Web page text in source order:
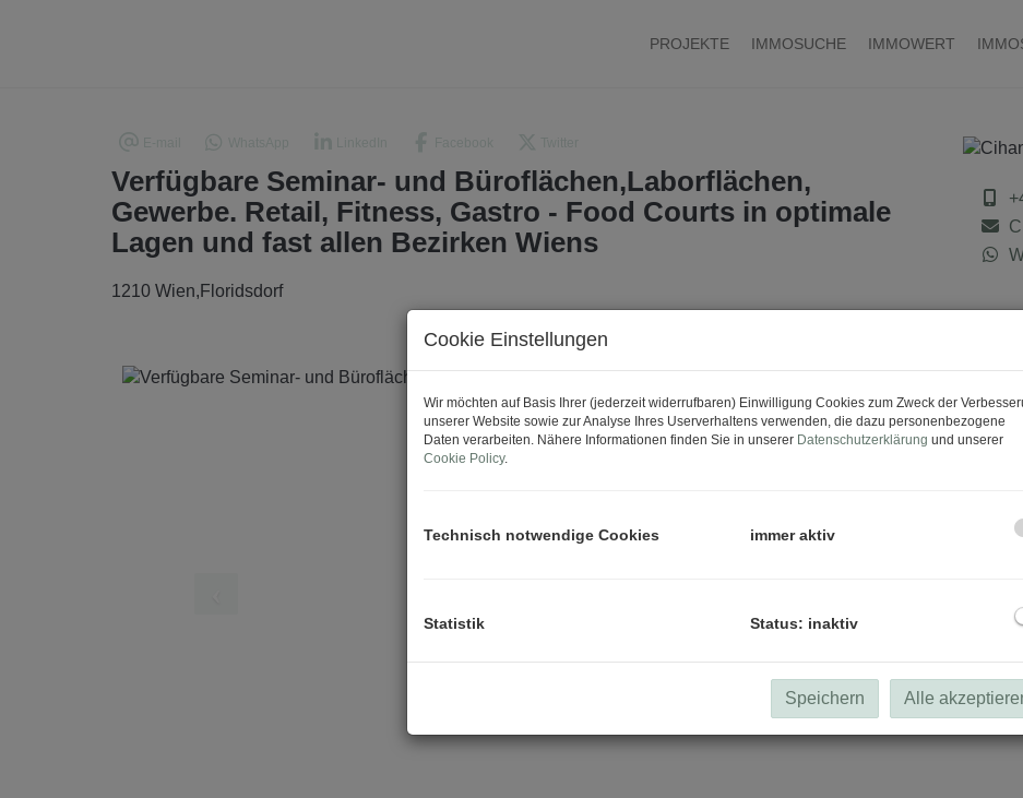
PROJEKTE IMMOSUCHE IMMOWERT
Verfügbare Seminar- und Büroflächen,Laborflächen,
Gewerbe. Retail, Fitness, Gastro - Food Courts in optimale
Lagen und fast allen Bezirken Wiens
1210 Wien,Floridsdorf
Cookie Einstellungen
Wir möchten auf Basis Ihrer (jederzeit widerrufbaren) Einwilligung Cookies zum Zweck der
unserer Website sowie zur Analyse Ihres Userverhaltens verwenden, die dazu personenbezogene
Daten verarbeiten. Nähere Informationen finden Sie in unserer Datenschutzerklärung und unserer
Cookie Policy.
Technisch notwendige Cookies immer aktiv
Statistik Status: inaktiv
Speichern Alle